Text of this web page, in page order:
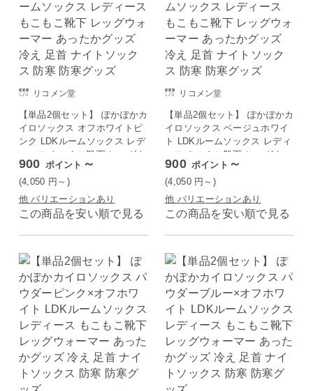
リコメン堂
【単品2個セット】 ぽかぽかカ
イロソックス オフホワイトピ
ンク LDKルームソックス レデ
ィース もこもこ靴下 レッグウ
ォーマー あったかグッズ 冷え
足首 ナイトソックス 防寒 防
寒グッズ
900 ポイント ～
(4,050 円 ～)
他 バリエーションあり
この商品を安い順で見る
リコメン堂
【単品2個セット】 ぽかぽかカ
イロソックス ベージュホワイ
ト LDKルームソックス レディ
ース もこもこ靴下 レッグウォ
ーマー あったかグッズ 冷え
足首 ナイトソックス 防寒 防
寒グッズ
900 ポイント ～
(4,050 円 ～)
他 バリエーションあり
この商品を安い順で見る